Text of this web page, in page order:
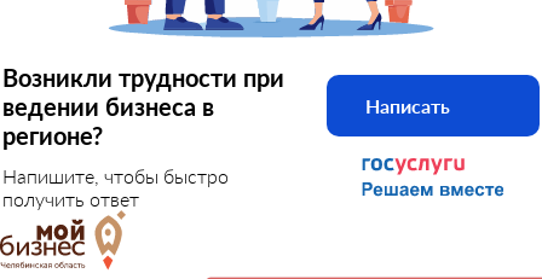
Возникли трудности при
ведении бизнеса в
регионе?
Напишите, чтобы быстро
получить ответ
Написать